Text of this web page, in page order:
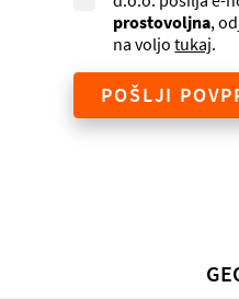
prostovoljna,
na voljotukaj.
POŠLJI